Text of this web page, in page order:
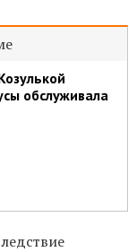
обслуживала